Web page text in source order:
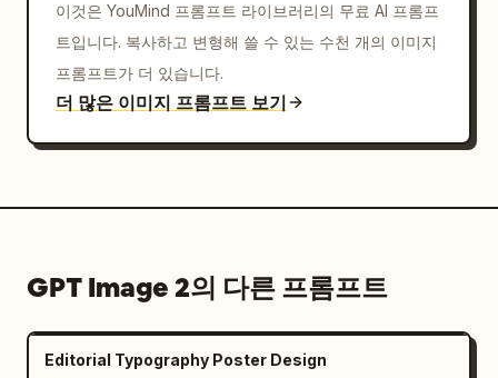
이것은 YouMind 프롬프트 라이브러리의 무료 AI 프롬프
트입니다. 복사하고 변형해 쓸 수 있는 수천 개의 이미지
프롬프트가 더 있습니다.
더 많은 이미지 프롬프트 보기
GPT Image 2의 다른 프롬프트
Editorial Typography Poster Design